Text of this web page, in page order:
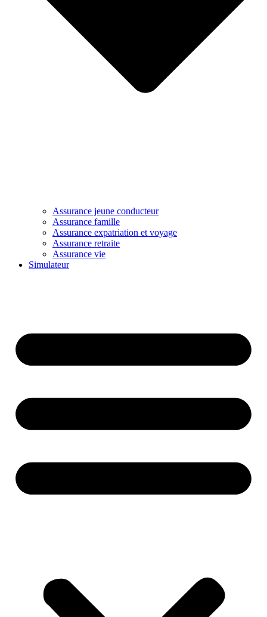
Assurance jeune conducteur
Assurance famille
Assurance expatriation et voyage
Assurance retraite
Assurance vie
Simulateur